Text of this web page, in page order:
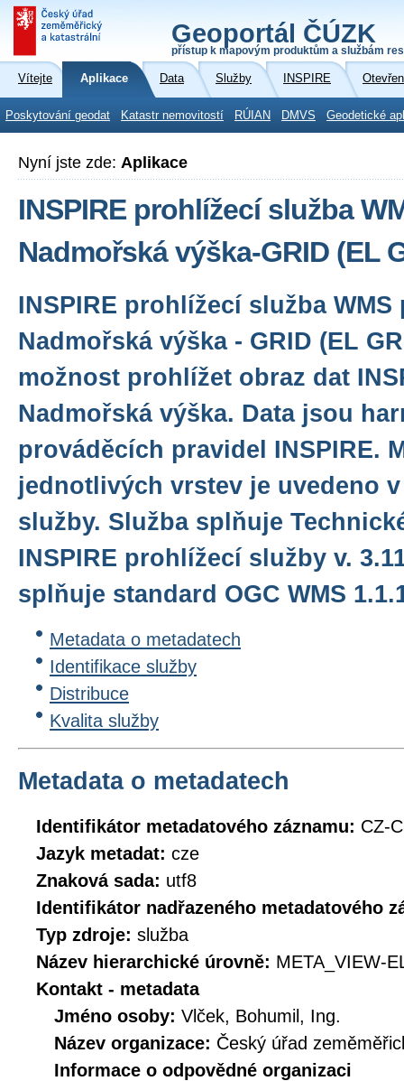
Geoportál ČÚZK
přístup k mapovým produktům a službám
Vítejte Aplikace Data Služby INSPIRE
Poskytování geodat Katastr nemovitostí RÚIAN DMVS Geodetické
Nyní jste zde: Aplikace
INSPIRE prohlížecí služba
Nadmořská výška-GRID (EL
INSPIRE prohlížecí služba WMS
Nadmořská výška - GRID (EL
možnost prohlížet obraz dat
Nadmořská výška. Data jsou
prováděcích pravidel INSPIRE.
jednotlivých vrstev je uvedeno
služby. Služba splňuje
INSPIRE prohlížecí služby v.
splňuje standard OGC WMS
Metadata o metadatech
Identifikace služby
Distribuce
Kvalita služby
Metadata o metadatech
Identifikátor metadatového záznamu: CZ-
Jazyk metadat: cze
Znaková sada: utf8
Identifikátor nadřazeného metadatového
Typ zdroje: služba
Název hierarchické úrovně: META_VIEW-
Kontakt - metadata
Jméno osoby: Vlček, Bohumil, Ing.
Název organizace: Český úřad
Informace o odpovědné organizaci